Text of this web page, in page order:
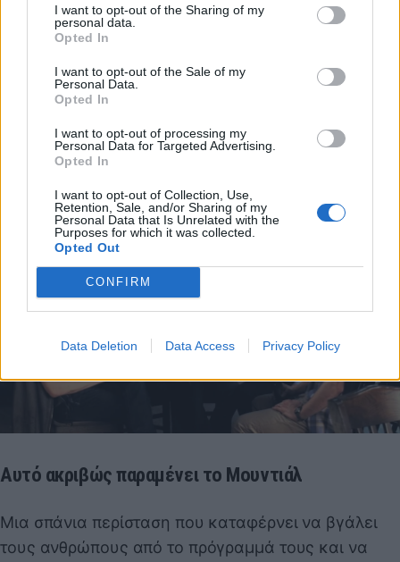
I want to opt-out of the Sharing of my
personal data.
Opted In
I want to opt-out of the Sale of my
Personal Data.
Opted In
I want to opt-out of processing my
Personal Data for Targeted Advertising.
Opted In
I want to opt-out of Collection, Use,
Retention, Sale, and/or Sharing of my
Personal Data that Is Unrelated with the
Purposes for which it was collected.
Opted Out
CONFIRM
Data Deletion Data Access Privacy Policy
Αλλά από πότε οι πραγματικοί φίλοι άφησαν μια
μικρή έλλειψη ύπνου να σταθεί εμπόδιο σε μια
ποδοσφαιρική βραδιά;
Οι παλιότεροι ήξεραν καλά τι σημαίνει να βλέπεις
όσο η συνάντηση. Η καφετέρια, η κουβέντα, το
πείραγμα, η αίσθηση ότι συμμετέχεις σε μια μικρή
Αυτό ακριβώς παραμένει το Μουντιάλ
Μια σπάνια περίσταση που καταφέρνει να βγάλει
τους ανθρώπους από το πρόγραμμά τους και να